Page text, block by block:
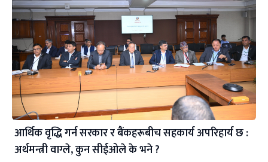
आर्थिक वृद्धि गर्न सरकार र बैंकहरूबीच सहकार्य अपरिहार्य छ :
अर्थमन्त्री वाग्ले, कुन सीईओले के भने ?